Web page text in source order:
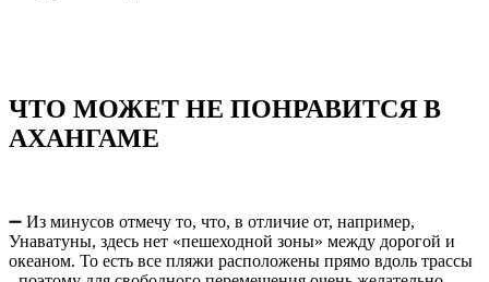
ЧТО МОЖЕТ НЕ ПОНРАВИТСЯ В
АХАНГАМЕ
➖ Из минусов отмечу то, что, в отличие от, например,
Унаватуны, здесь нет «пешеходной зоны» между дорогой и
океаном. То есть все пляжи расположены прямо вдоль трассы